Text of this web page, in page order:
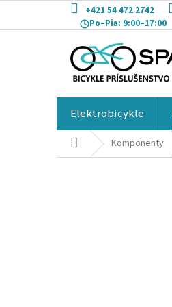
obsah
+421 54 472 2742
Po–Pia: 9:00–17:00
Elektrobicykle
DomovKomponenty